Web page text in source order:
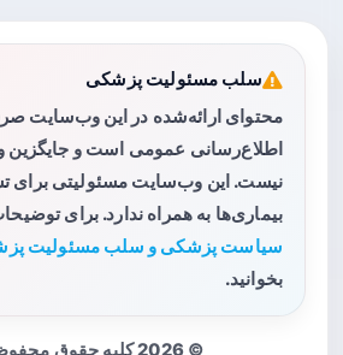
سلب مسئولیت پزشکی
محتوای ارائه‌شده در این وب‌سایت
اطلاع‌رسانی عمومی است و جایگزین
نیست. این وب‌سایت مسئولیتی برای
بیماری‌ها به همراه ندارد. برای
سیاست پزشکی و سلب مسئولیت
بخوانید.
© 2026 کلیه حقوق محفوظ است.